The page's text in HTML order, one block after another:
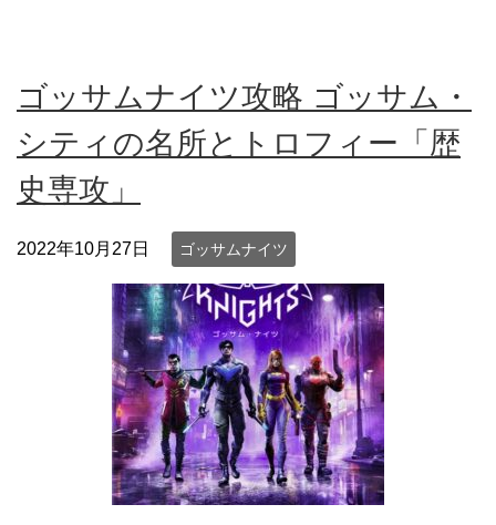
ゴッサムナイツ攻略 ゴッサム・
シティの名所とトロフィー「歴
史専攻」
2022年10月27日 ゴッサムナイツ